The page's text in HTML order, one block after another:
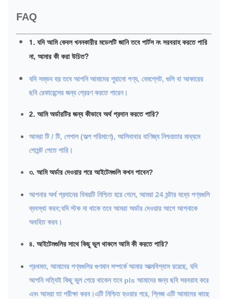
FAQ
1. যদি আমি কেবল খননকারীর মডেলটি জানি তবে পার্টস নং সরবরাহ করতে পারি
না, আমার কী করা উচিত?
যদি সম্ভব হয় তবে আপনি আমাদের পুরানো পণ্য, নেমপ্লেট, গুলি বা আকারের
ছবি রেফারেন্সের জন্য প্রেরণ করতে পারেন।
2. আমি অর্ডারটির জন্য কীভাবে অর্থ প্রদান করতে পারি?
আমরা টি / টি, পেপাল (অল্প পরিমাণে), আলিবাবার বাণিজ্য নিশ্চয়তার মাধ্যমে
পেমেন্ট পেতে পারি।
৩. আমি অর্ডার দেওয়ার পরে আইটেমগুলি কখন পাবেন?
আপনার অর্থ প্রদানের বিষয়টি নিশ্চিত হয়ে গেলে, আমরা 24 ঘন্টার মধ্যে পণ্যগুলি
ব্যবস্থা করব;যদি স্টক না থাকে তবে আমরা অর্ডার দেওয়ার আগে আপনাকে
অবহিত করব।
৪. আইটেমগুলির সাথে কিছু ভুল থাকলে আমি কী করতে পারি?
প্রথমত, আমাদের পণ্যগুলির গুণমান সম্পর্কে আমার আত্মবিশ্বাস রয়েছে, যদি
আপনি সত্যিই কিছু ভুল পেয়ে থাকেন তবে pls আমাদের জন্য ছবি সরবরাহ করে
এবং আমরা তা পরীক্ষা করব।এটি নিশ্চিত হওয়ার পরে, প্লিজ এটি আমাদের কাছে